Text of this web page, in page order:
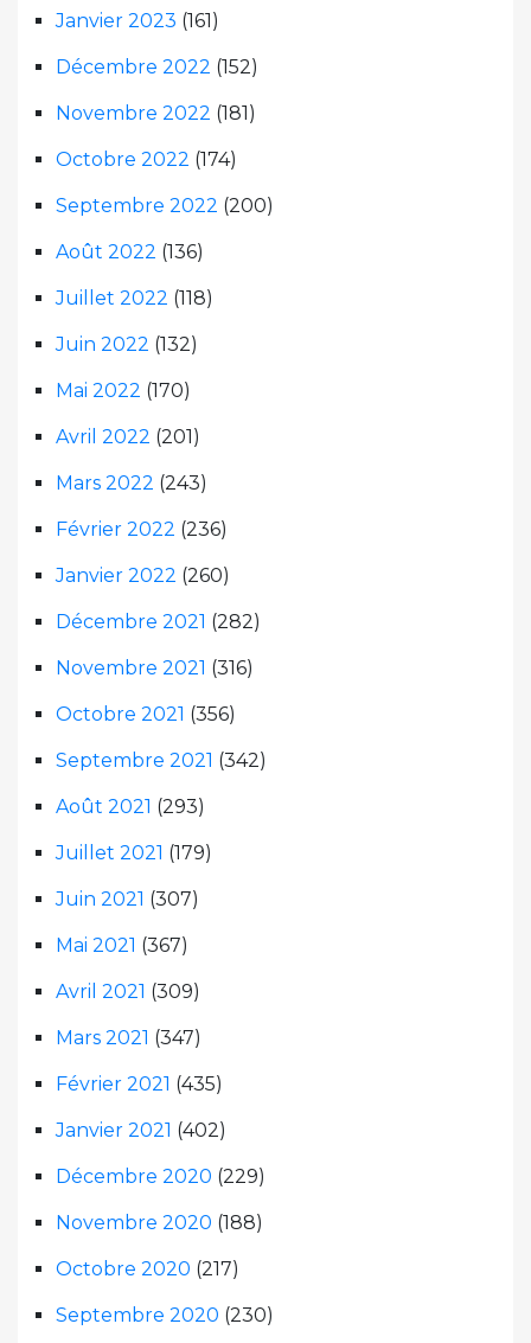
Janvier 2023 (161)
Décembre 2022 (152)
Novembre 2022 (181)
Octobre 2022 (174)
Septembre 2022 (200)
Août 2022 (136)
Juillet 2022 (118)
Juin 2022 (132)
Mai 2022 (170)
Avril 2022 (201)
Mars 2022 (243)
Février 2022 (236)
Janvier 2022 (260)
Décembre 2021 (282)
Novembre 2021 (316)
Octobre 2021 (356)
Septembre 2021 (342)
Août 2021 (293)
Juillet 2021 (179)
Juin 2021 (307)
Mai 2021 (367)
Avril 2021 (309)
Mars 2021 (347)
Février 2021 (435)
Janvier 2021 (402)
Décembre 2020 (229)
Novembre 2020 (188)
Octobre 2020 (217)
Septembre 2020 (230)